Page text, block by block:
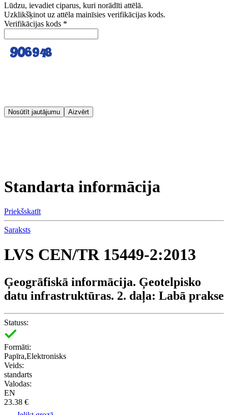
Lūdzu, ievadiet ciparus, kuri norādīti attēlā.
Uzklikšķinot uz attēla mainīsies verifikācijas kods.
Verifikācijas kods *
Nosūtīt jautājumu Aizvērt
Standarta informācija
Priekšskatīt
Saraksts
LVS CEN/TR 15449-2:2013
Ģeogrāfiskā informācija. Ģeotelpisko
datu infrastruktūras. 2. daļa: Labā prakse
Statuss:
Formāti:
Papīra,Elektronisks
Veids:
standarts
Valodas:
EN
23.38 €